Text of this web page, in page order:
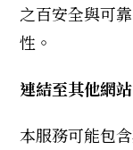
之百安全與可
性。
連結至其他網站
本服務可能包